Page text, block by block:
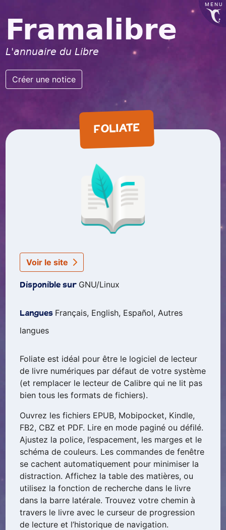
MENU
Framalibre
L'annuaire du Libre
Créer une notice
FOLIATE
Voir le site
Disponible sur GNU/Linux
Langues Français, English, Español, Autres
langues
Foliate est idéal pour être le logiciel de lecteur
de livre numériques par défaut de votre système
(et remplacer le lecteur de Calibre qui ne lit pas
bien tous les formats de fichiers).
Ouvrez les fichiers EPUB, Mobipocket, Kindle,
FB2, CBZ et PDF. Lire en mode paginé ou défilé.
Ajustez la police, l’espacement, les marges et le
schéma de couleurs. Les commandes de fenêtre
se cachent automatiquement pour minimiser la
distraction. Affichez la table des matières, ou
utilisez la fonction de recherche dans le livre
dans la barre latérale. Trouvez votre chemin à
travers le livre avec le curseur de progression
de lecture et l’historique de navigation.